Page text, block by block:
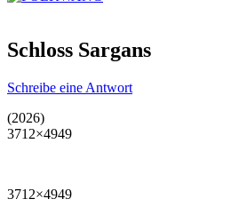
Schloss Sargans
Schreibe eine Antwort
(2026)
3712×4949
3712×4949